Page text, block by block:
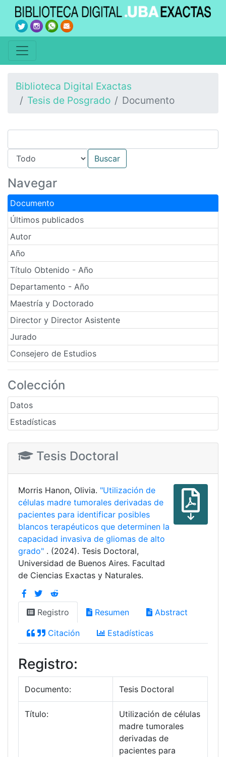
Biblioteca Digital Exactas
Tesis de Posgrado
Documento
Navegar
Documento
Últimos publicados
Autor
Año
Título Obtenido - Año
Departamento - Año
Maestría y Doctorado
Director y Director Asistente
Jurado
Consejero de Estudios
Colección
Datos
Estadísticas
Tesis Doctoral
Morris Hanon, Olivia. "Utilización de
células madre tumorales derivadas de
pacientes para identificar posibles
blancos terapéuticos que determinen la
capacidad invasiva de gliomas de alto
grado" . (2024). Tesis Doctoral,
Universidad de Buenos Aires. Facultad
de Ciencias Exactas y Naturales.
Registro Resumen Abstract
Citación Estadísticas
Registro:
Documento: Tesis Doctoral
Título:
Utilización de células
madre tumorales
derivadas de
pacientes para